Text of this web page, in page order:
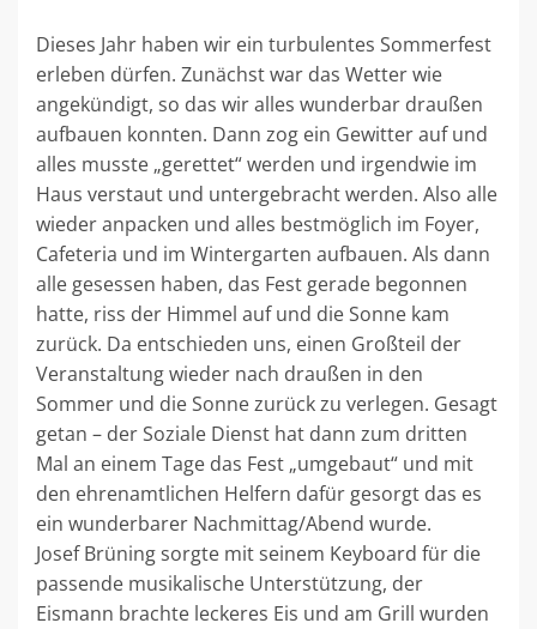
Dieses Jahr haben wir ein turbulentes Sommerfest
erleben dürfen. Zunächst war das Wetter wie
angekündigt, so das wir alles wunderbar draußen
aufbauen konnten. Dann zog ein Gewitter auf und
alles musste „gerettet“ werden und irgendwie im
Haus verstaut und untergebracht werden. Also alle
wieder anpacken und alles bestmöglich im Foyer,
Cafeteria und im Wintergarten aufbauen. Als dann
alle gesessen haben, das Fest gerade begonnen
hatte, riss der Himmel auf und die Sonne kam
zurück. Da entschieden uns, einen Großteil der
Veranstaltung wieder nach draußen in den
Sommer und die Sonne zurück zu verlegen. Gesagt
getan – der Soziale Dienst hat dann zum dritten
Mal an einem Tage das Fest „umgebaut“ und mit
den ehrenamtlichen Helfern dafür gesorgt das es
ein wunderbarer Nachmittag/Abend wurde.
Josef Brüning sorgte mit seinem Keyboard für die
passende musikalische Unterstützung, der
Eismann brachte leckeres Eis und am Grill wurden